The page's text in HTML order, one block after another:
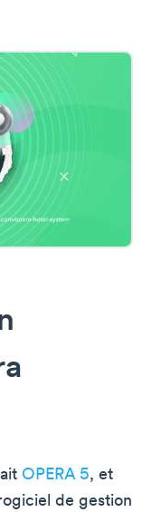
OPERA 5, et
de gestion